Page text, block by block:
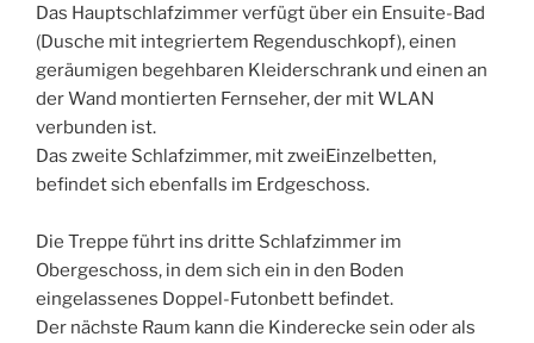
Das Hauptschlafzimmer verfügt über ein Ensuite-Bad
(Dusche mit integriertem Regenduschkopf), einen
geräumigen begehbaren Kleiderschrank und einen an
der Wand montierten Fernseher, der mit WLAN
verbunden ist.
Das zweite Schlafzimmer, mit zweiEinzelbetten,
befindet sich ebenfalls im Erdgeschoss.
Die Treppe führt ins dritte Schlafzimmer im
Obergeschoss, in dem sich ein in den Boden
eingelassenes Doppel-Futonbett befindet.
Der nächste Raum kann die Kinderecke sein oder als